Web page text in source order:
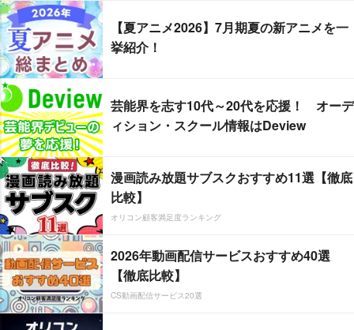
【夏アニメ2026】7月期夏の新アニメを一
挙紹介！
芸能界を志す10代～20代を応援！ オーデ
ィション・スクール情報はDeview
漫画読み放題サブスクおすすめ11選【徹底
比較】
オリコン顧客満足度ランキング
2026年動画配信サービスおすすめ40選
【徹底比較】
CS動画配信サービス20選